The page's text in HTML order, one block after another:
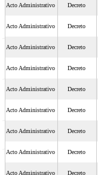
Acto Administrativo Decreto
Acto Administrativo Decreto
Acto Administrativo Decreto
Acto Administrativo Decreto
Acto Administrativo Decreto
Acto Administrativo Decreto
Acto Administrativo Decreto
Acto Administrativo Decreto
Acto Administrativo Decreto